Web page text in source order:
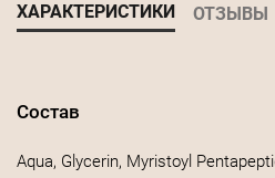
ХАРАКТЕРИСТИКИ ОТЗЫВЫ
Состав
Aqua, Glycerin, Myristoyl